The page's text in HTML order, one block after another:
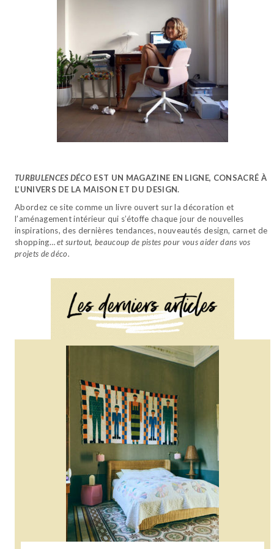
TURBULENCES DÉCO EST UN MAGAZINE EN LIGNE, CONSACRÉ À
L’UNIVERS DE LA MAISON ET DU DESIGN.
Abordez ce site comme un livre ouvert sur la décoration et
l’aménagement intérieur qui s’étoffe chaque jour de nouvelles
inspirations, des dernières tendances, nouveautés design, carnet de
shopping…et surtout, beaucoup de pistes pour vous aider dans vos
projets de déco.